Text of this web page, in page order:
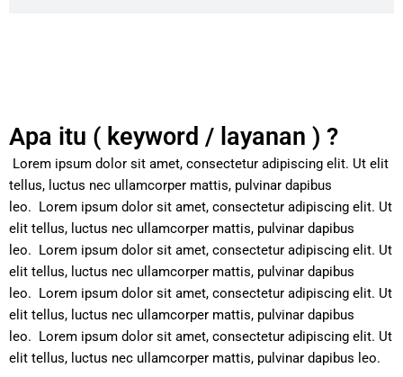
Apa itu ( keyword / layanan ) ?
Lorem ipsum dolor sit amet, consectetur adipiscing elit. Ut elit
tellus, luctus nec ullamcorper mattis, pulvinar dapibus
leo.
Lorem ipsum dolor sit amet, consectetur adipiscing elit. Ut
elit tellus, luctus nec ullamcorper mattis, pulvinar dapibus
leo.
Lorem ipsum dolor sit amet, consectetur adipiscing elit. Ut
elit tellus, luctus nec ullamcorper mattis, pulvinar dapibus
leo.
Lorem ipsum dolor sit amet, consectetur adipiscing elit. Ut
elit tellus, luctus nec ullamcorper mattis, pulvinar dapibus
leo.
Lorem ipsum dolor sit amet, consectetur adipiscing elit. Ut
elit tellus, luctus nec ullamcorper mattis, pulvinar dapibus leo.